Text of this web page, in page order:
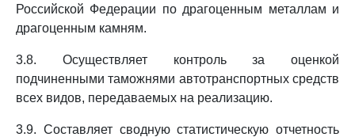
Российской Федерации по драгоценным металлам и
драгоценным камням.
3.8. Осуществляет контроль за оценкой
подчиненными таможнями автотранспортных средств
всех видов, передаваемых на реализацию.
3.9. Составляет сводную статистическую отчетность